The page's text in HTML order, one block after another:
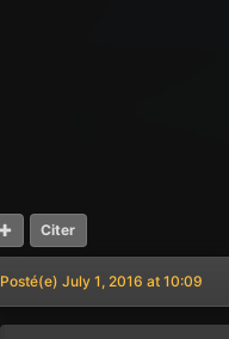
Citer
Posté(e) July 1, 2016 at 10:09